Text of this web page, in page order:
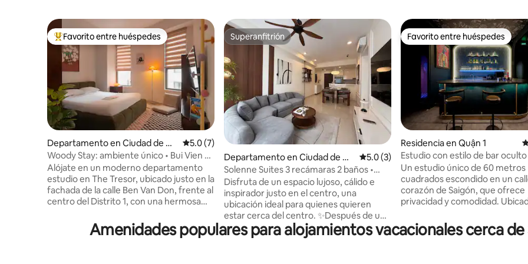
De los mejores en Favorito entre huéspedes
Favorito entre huéspedes
Departamento en Ciudad de Ho
Chi Minh
Calificación promedio: 5.0 de 5; 7 evaluaciones
5.0 (7)
Woody Stay: ambiente único • Bui Vien a
6 minutos, D1 Central
Alójate en un moderno departamento
estudio en The Tresor, ubicado justo en la
fachada de la calle Ben Van Don, frente al
centro del Distrito 1, con una hermosa
totalmente equipado: una cama
cómoda, una cocina, un refrigerador, aire
Superanfitrión
Superanfitrión
Departamento en Ciudad de Ho
Chi Minh
Calificación promedio: 5.0 de 5; 3
5.0 (3)
Solenne Suites 3 recámaras 2 baños •
Vista a la ciudad • 5 minutos a D1
Disfruta de un espacio lujoso, cálido e
inspirador justo en el centro, una
ubicación ideal para quienes quieren
estar cerca del centro. ✨Después de un
día de exploración, regresa a tu
departamento para disfrutar de un
Favorito entre huéspedes
Favorito entre huéspedes
Residencia en Quận 1
Estudio con estilo de bar
callejón de Saigón
Un estudio único de 60 metros
cuadrados escondido en un
corazón de Saigón, que ofrece
privacidad y comodidad.
encima del acogedor
la planta baja, es perfecto para
Amenidades populares para alojamientos vacacionales cerca